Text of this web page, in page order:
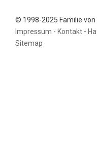
© 1998-2025 Familie von
Impressum - Kontakt -
Sitemap